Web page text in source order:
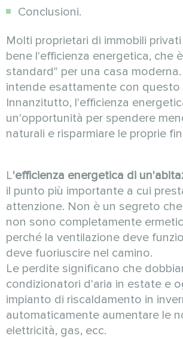
Conclusioni.
Molti proprietari di immobili
bene l'efficienza energetica, che
standard" per una casa
intende esattamente con questo
Innanzitutto, l'efficienza
un'opportunità per spendere
naturali e risparmiare le proprie
L'efficienza energetica di
il punto più importante a cui
attenzione. Non è un segreto
non sono completamente
perché la ventilazione deve
deve fuoriuscire nel camino.
Le perdite significano che
condizionatori d'aria in estate e
impianto di riscaldamento in
automaticamente aumentare le
elettricità, gas, ecc.